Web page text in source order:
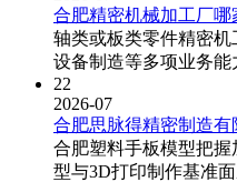
合肥精密机械加工厂哪
轴类或板类零件精密
设备制造等多项业务能
22
2026-07
合肥思脉得精密制造有
合肥塑料手板模型把
型与3D打印制作基准